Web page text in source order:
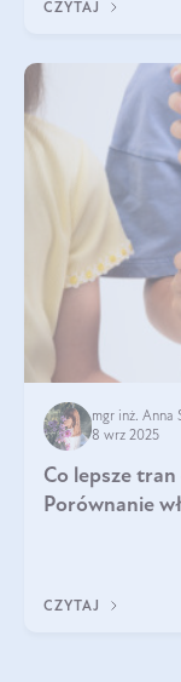
CZYTAJ
mgr inż. Anna
8 wrz 2025
Co lepsze
Porównanie
CZYTAJ